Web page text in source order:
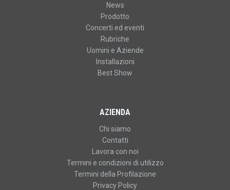
News
Prodotto
Concerti ed eventi
Rubriche
Uomini e Aziende
Installazioni
Best Show
AZIENDA
Chi siamo
Contatti
Lavora con noi
Termini e condizioni di utilizzo
Termini della Profilazione
Privacy Policy